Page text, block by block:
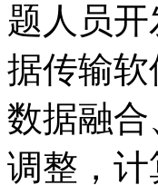
题人员
据传输
数据融
调整，